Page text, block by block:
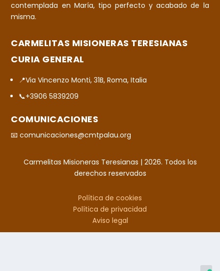
contemplada en María, tipo perfecto y acabado de la
misma.
CARMELITAS MISIONERAS TERESIANAS
CURIA GENERAL
📍Via Vincenzo Monti, 31B, Roma, Italia
📞+3906 5839209
COMUNICACIONES
📧 comunicaciones@cmtpalau.org
Carmelitas Misioneras Teresianas | 2026. Todos los
derechos reservados
Política de cookies
Política de privacidad
Aviso legal